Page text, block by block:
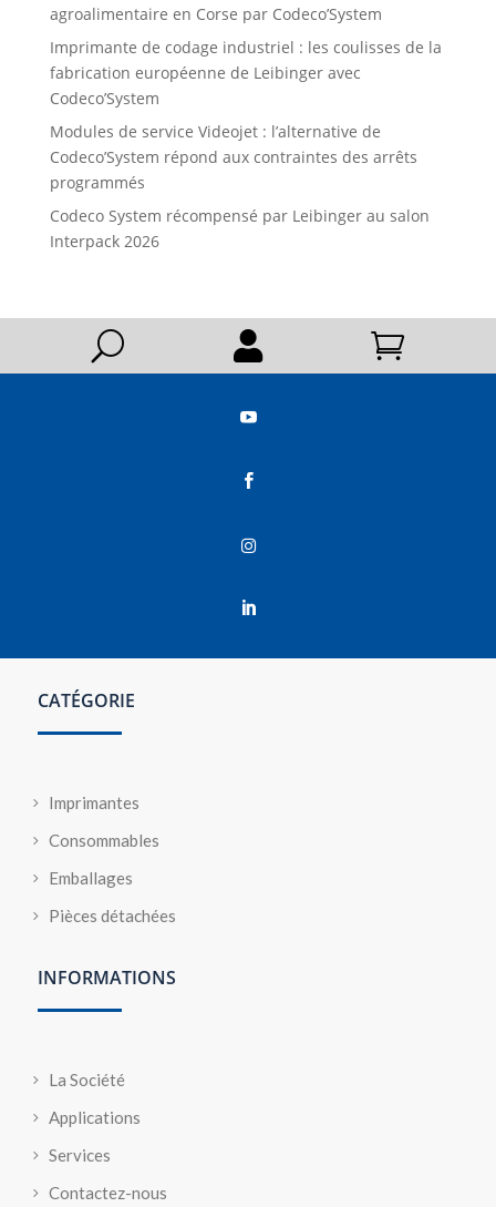
agroalimentaire en Corse par Codeco’System
Imprimante de codage industriel : les coulisses de la
fabrication européenne de Leibinger avec
Codeco’System
Modules de service Videojet : l’alternative de
Codeco’System répond aux contraintes des arrêts
programmés
Codeco System récompensé par Leibinger au salon
Interpack 2026
U  




CATÉGORIE
Imprimantes
Consommables
Emballages
Pièces détachées
INFORMATIONS
La Société
Applications
Services
Contactez-nous